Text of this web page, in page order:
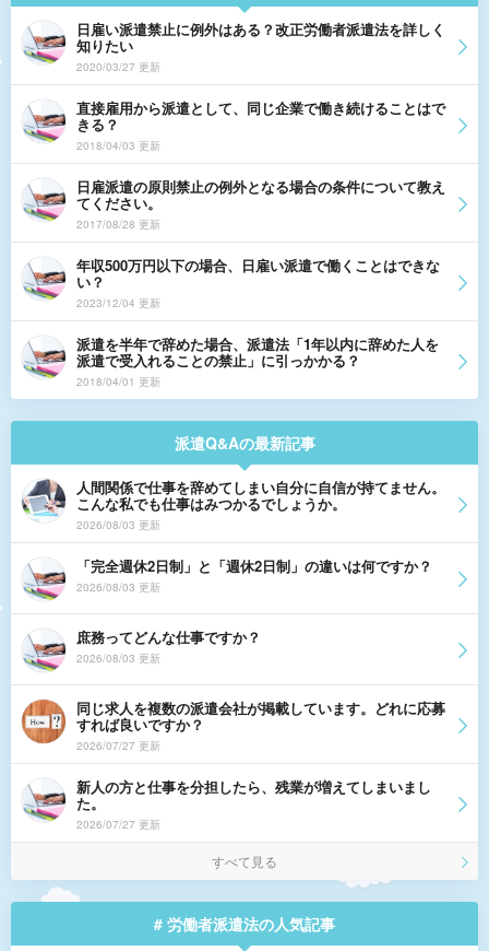
日雇い派遣禁止に例外はある？改正労働者派遣法を詳しく
知りたい
2020/03/27 更新
直接雇用から派遣として、同じ企業で働き続けることはで
きる？
2018/04/03 更新
日雇派遣の原則禁止の例外となる場合の条件について教え
てください。
2017/08/28 更新
年収500万円以下の場合、日雇い派遣で働くことはできな
い？
2023/12/04 更新
派遣を半年で辞めた場合、派遣法「1年以内に辞めた人を
派遣で受入れることの禁止」に引っかかる？
2018/04/01 更新
派遣Q&Aの最新記事
人間関係で仕事を辞めてしまい自分に自信が持てません。
こんな私でも仕事はみつかるでしょうか。
2026/08/03 更新
「完全週休2日制」と「週休2日制」の違いは何ですか？
2026/08/03 更新
庶務ってどんな仕事ですか？
2026/08/03 更新
同じ求人を複数の派遣会社が掲載しています。どれに応募
すれば良いですか？
2026/07/27 更新
新人の方と仕事を分担したら、残業が増えてしまいまし
た。
2026/07/27 更新
すべて見る
# 労働者派遣法の人気記事